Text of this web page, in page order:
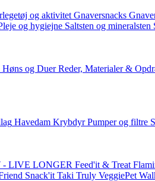
og aktivitet Gnaversnacks
og hygiejne Saltsten og mineralsten
Høns og Duer Reder, Materialer &
Havedam Krybdyr Pumper og filtre
- LIVE LONGER Feed'it & Treat
Snack'it Taki Truly VeggiePet